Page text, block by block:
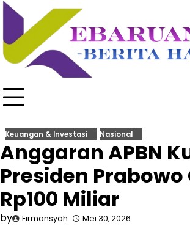
Skip
content
Keuangan & Investasi Nasional
Anggaran APBN
Presiden Prabowo
Rp100 Miliar
by Firmansyah Mei 30, 2026